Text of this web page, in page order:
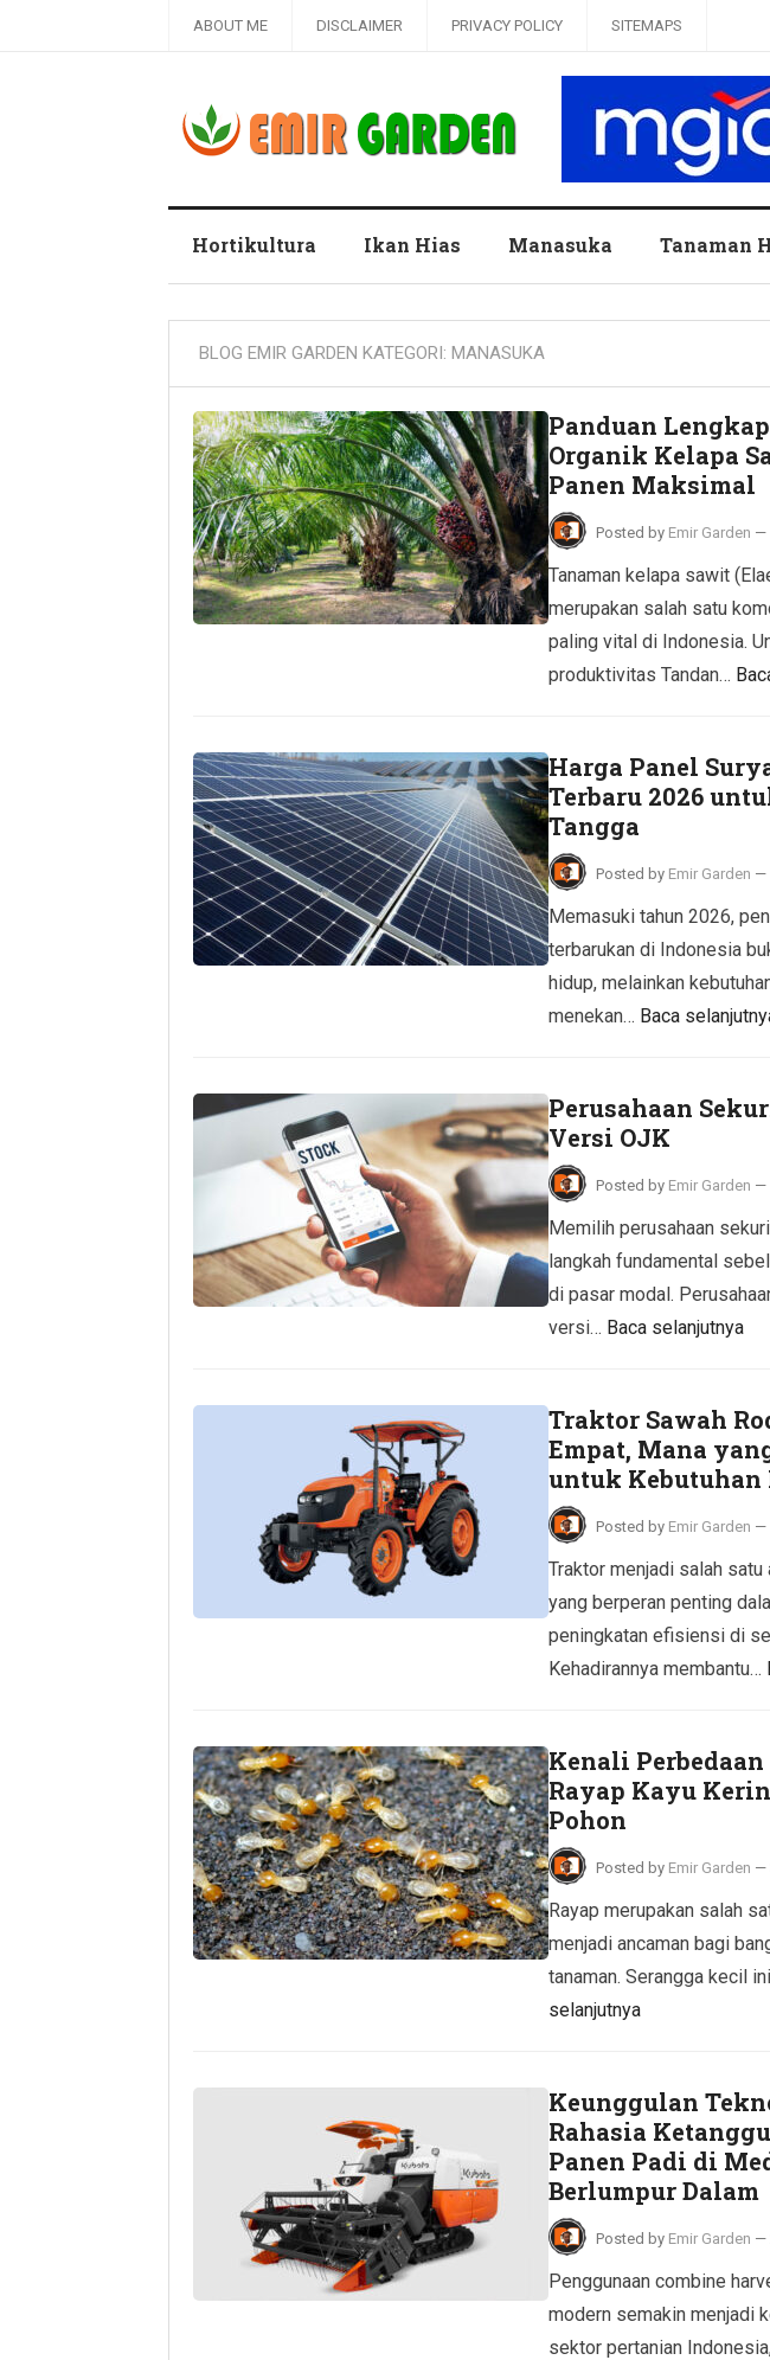
ABOUT ME DISCLAIMER PRIVACY POLICY SITEMAPS
Hortikultura Ikan Hias Manasuka Tanaman
BLOG EMIR GARDEN KATEGORI: MANASUKA
Panduan
Organik Kelapa
Panen Maksimal
Posted by Emir Garden —
Tanaman kelapa sawit
merupakan salah satu
paling vital di Indonesia.
produktivitas Tandan…
Harga Panel
Terbaru 2026
Tangga
Posted by Emir Garden —
Memasuki tahun 2026,
terbarukan di Indonesia
hidup, melainkan
menekan… Baca
Perusahaan
Versi OJK
Posted by Emir Garden —
Memilih perusahaan
langkah fundamental
di pasar modal.
versi… Baca selanjutnya
Traktor Sawah
Empat, Mana
untuk Kebutuhan
Posted by Emir Garden —
Traktor menjadi salah
yang berperan penting
peningkatan efisiensi di
Kehadirannya membantu…
Kenali Perbedaan
Rayap Kayu
Pohon
Posted by Emir Garden —
Rayap merupakan salah
menjadi ancaman bagi
tanaman. Serangga kecil
selanjutnya
Keunggulan
Rahasia
Panen Padi di
Berlumpur Dalam
Posted by Emir Garden —
Penggunaan combine
modern semakin menjadi
sektor pertanian